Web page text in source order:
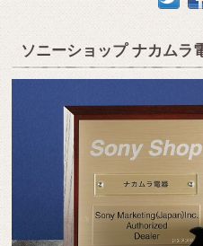
ソニーショップ ナカムラ